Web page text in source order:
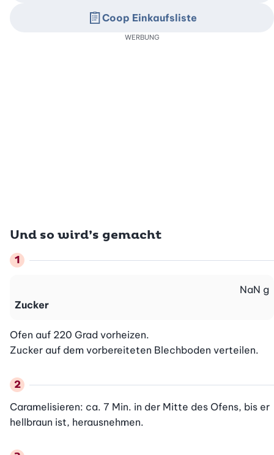
Und so wird’s gemacht
Zucker
NaN g
Ofen auf 220 Grad vorheizen.
Zucker auf dem vorbereiteten Blechboden verteilen.
Caramelisieren: ca. 7 Min. in der Mitte des Ofens, bis er
hellbraun ist, herausnehmen.
Coop Einkaufsliste
WERBUNG